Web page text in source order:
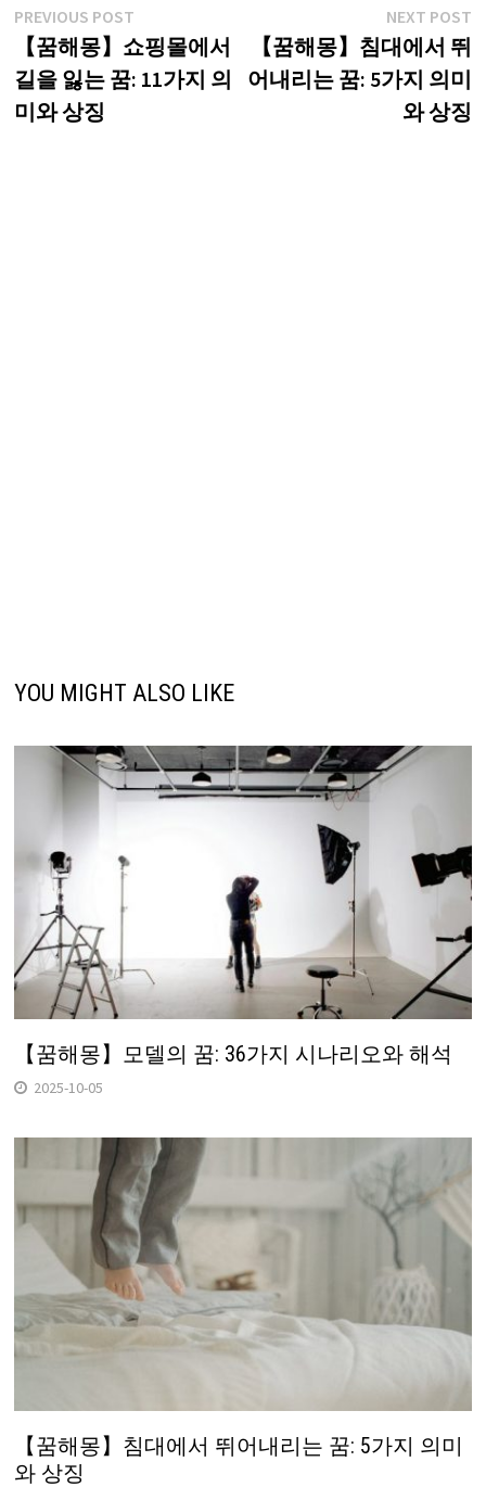
글
탐
색
PREVIOUS POSTPrevious
post:
【꿈해몽】쇼핑몰에서
길을 잃는 꿈: 11가지 의
미와 상징
NEXT POST
【꿈해몽】침대에서 뛰
어내리는 꿈: 5가지 의미
와 상징
YOU MIGHT ALSO LIKE
【꿈해몽】모델의 꿈: 36가지 시나리오와 해석
2025-10-05
【꿈해몽】침대에서 뛰어내리는 꿈: 5가지 의미
와 상징